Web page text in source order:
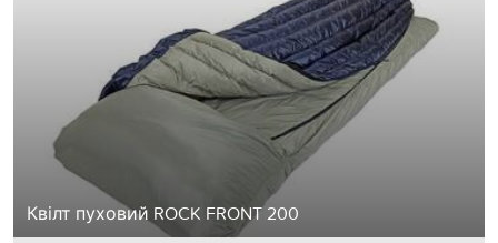
Квілт пуховий ROCK FRONT 200